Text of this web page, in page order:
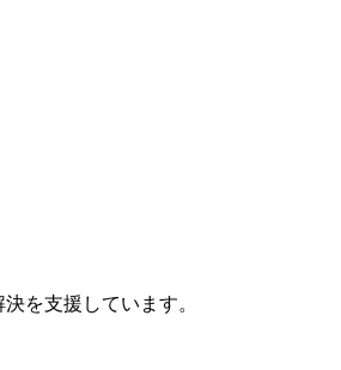
を支援しています。